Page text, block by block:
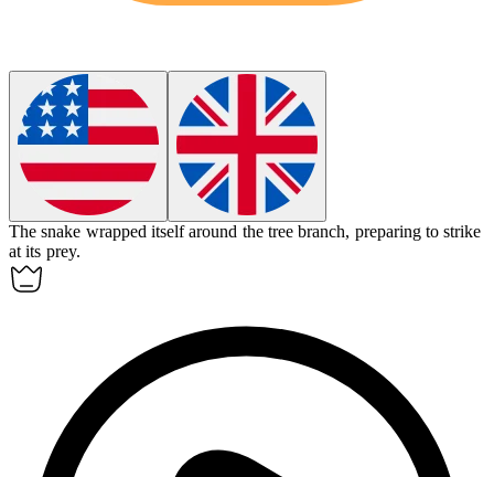
The snake wrapped itself around the tree branch, preparing to strike
at its prey.